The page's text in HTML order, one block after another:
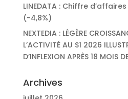
LINEDATA : Chiffre
(-4,8%)
NEXTEDIA : LÉGÈRE
L’ACTIVITÉ AU S1 2026
D’INFLEXION APRÈS 18 MOIS
Archives